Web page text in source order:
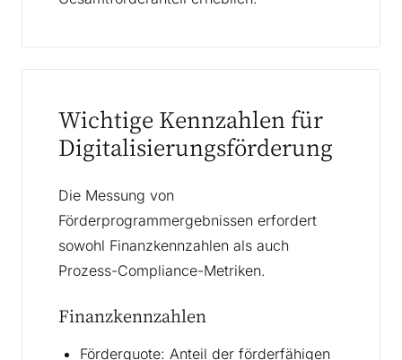
Wichtige Kennzahlen für
Digitalisierungsförderung
Die Messung von
Förderprogrammergebnissen erfordert
sowohl Finanzkennzahlen als auch
Prozess-Compliance-Metriken.
Finanzkennzahlen
Förderquote: Anteil der förderfähigen